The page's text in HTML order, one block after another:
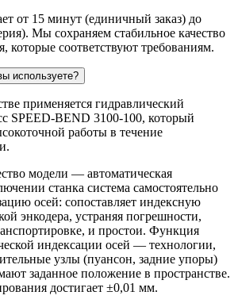
от 15 минут (единичный заказ) до
Мы сохраняем стабильное качество
которые соответствуют требованиям.
используете?
применяется гидравлический
SPEED-BEND 3100-100, который
работы в течение
модели — автоматическая
станка система самостоятельно
осей: сопоставляет индексную
энкодера, устраняя погрешности,
и простои. Функция
индексации осей — технологии,
узлы (пуансон, задние упоры)
заданное положение в пространстве.
достигает ±0,01 мм.